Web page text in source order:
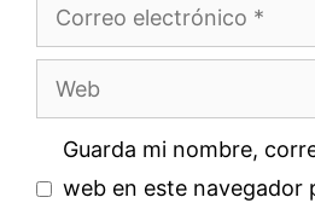
Correo
electrónico
Web
Guarda mi nombre,
web en este navegador